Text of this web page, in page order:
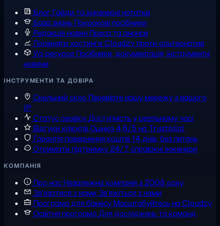
Блог Гайди та інженерні нотатки
База знань Покрокові посібники
Редакція новин Преса та анонси
Порівняти хостинги Cloudzy проти альтернатив
Усі ресурси Посібники, документація, інструменти,
новини
ІНСТРУМЕНТИ ТА ДОВІРА
Скельний скло Перевірте нашу мережу з вашого
IP
Статус сервісуДоступність у реальному часі
Відгуки клієнтівОцінка 4,6/5 на Trustpilot
Гарантія повернення коштів14 днів, без питань
Отримати підтримку 24/7, справжні інженери
КОМПАНІЯ
Про насНезалежна компанія з 2008 року
Зв'язатися з нами Зв'яжіться з нами
Програма для бізнесуМасштабуйтесь на Cloudzy
Освітня програмаДля досліджень та команд